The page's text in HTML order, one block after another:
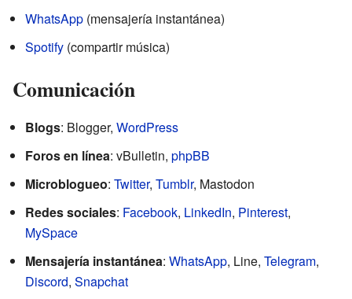
WhatsApp (mensajería instantánea)
Spotify (compartir música)
Comunicación
Blogs: Blogger, WordPress
Foros en línea: vBulletin, phpBB
Microblogueo: Twitter, Tumblr, Mastodon
Redes sociales: Facebook, LinkedIn, Pinterest,
MySpace
Mensajería instantánea: WhatsApp, Line, Telegram,
Discord, Snapchat